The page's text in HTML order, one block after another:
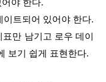
야 한다.
트되어 있어야 한다.
만 남기고 로우 데이
보기 쉽게 표현한다.